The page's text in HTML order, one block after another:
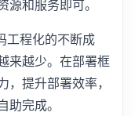
和服务即可。
工程化的不断成
来越少。在部署框
提升部署效率，
完成。